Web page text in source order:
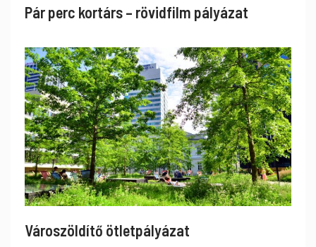
Pár perc kortárs – rövidfilm pályázat
Városzöldítő ötletpályázat